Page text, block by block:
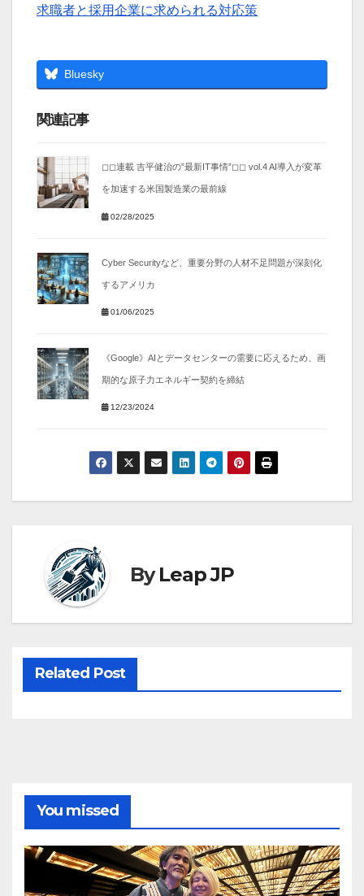
求職者と採用企業に求められる対応策
Bluesky
関連記事
◻︎◻︎連載 吉平健治の”最新IT事情”◻︎◻︎ vol.4 AI導入が変革
を加速する米国製造業の最前線
02/28/2025
Cyber Securityなど、重要分野の人材不足問題が深刻化
するアメリカ
01/06/2025
《Google》AIとデータセンターの需要に応えるため、画
期的な原子力エネルギー契約を締結
12/23/2024
ByLeap JP
Related Post
You missed